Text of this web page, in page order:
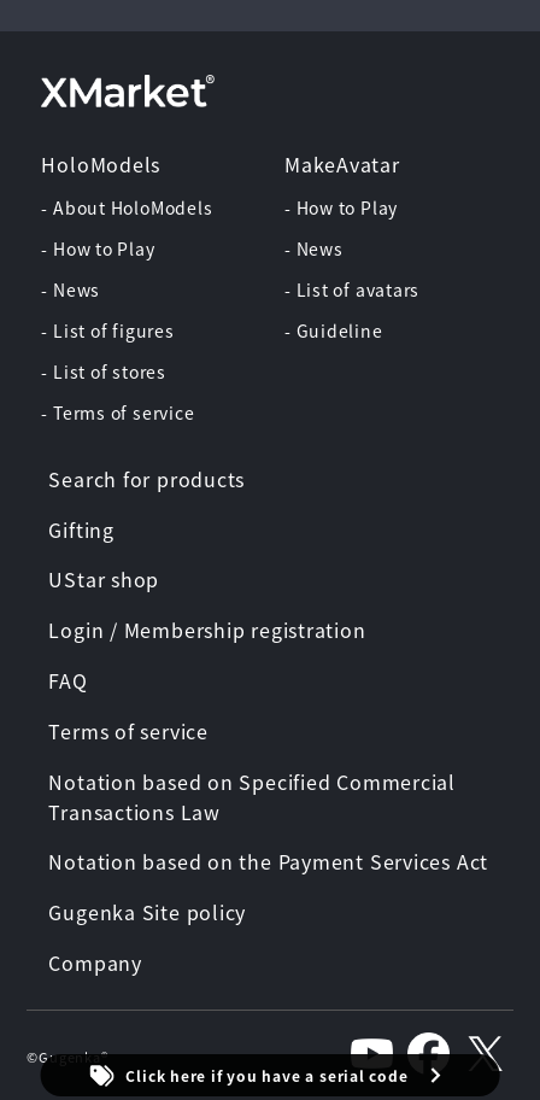
Click here if you have a serial code
HoloModels
- About HoloModels
- How to Play
- News
- List of figures
- List of stores
- Terms of service
MakeAvatar
- How to Play
- News
- List of avatars
- Guideline
Search for products
Gifting
UStar shop
Login / Membership registration
FAQ
Terms of service
Notation based on Specified Commercial
Transactions Law
Notation based on the Payment Services Act
Gugenka Site policy
Company
©︎Gugenka®︎